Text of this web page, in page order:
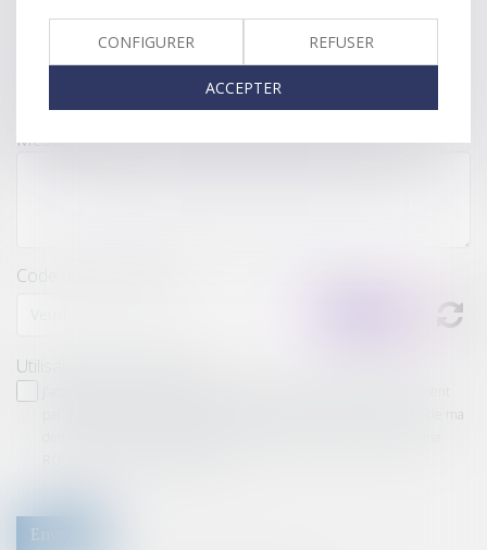
Objet
Message
Code de vérification
Utilisation des données
par ANTELIS GARCIA et l'hébergeur du présent site dans le cadre de ma
Envoyer
CONFIGURER REFUSER
ACCEPTER